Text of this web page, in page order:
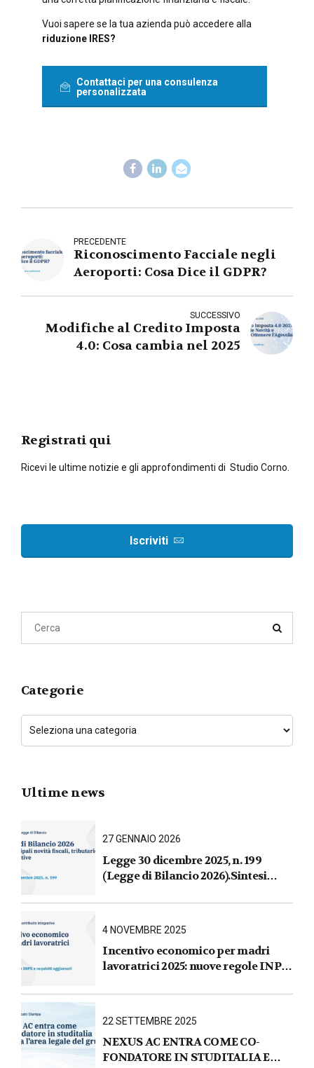
Vuoi sapere se la tua azienda può accedere alla
riduzione IRES?
Contattaci per una consulenza
personalizzata
PRECEDENTE
Riconoscimento Facciale negli
Aeroporti: Cosa Dice il GDPR?
SUCCESSIVO
Modifiche al Credito Imposta
4.0: Cosa cambia nel 2025
Registrati qui
Ricevi le ultime notizie e gli approfondimenti di Studio Corno.
Iscriviti
Categorie
Ultime news
27 GENNAIO 2026
Legge 30 dicembre 2025, n. 199
(Legge di Bilancio 2026).Sintesi
fiscali, tributarie, contributive e per
4 NOVEMBRE 2025
Incentivo economico per madri
lavoratrici 2025: nuove regole INPS
22 SETTEMBRE 2025
NEXUS AC ENTRA COME CO-
FONDATORE IN STUDITALIA E